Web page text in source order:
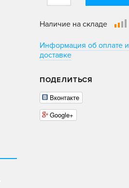
Наличие на складе
Информация об оплате и
доставке
ПОДЕЛИТЬСЯ
Вконтакте
Google+